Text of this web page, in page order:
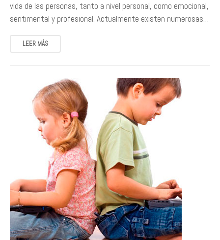
vida de las personas, tanto a nivel personal, como emocional,
sentimental y profesional. Actualmente existen numerosas…
LEER MÁS